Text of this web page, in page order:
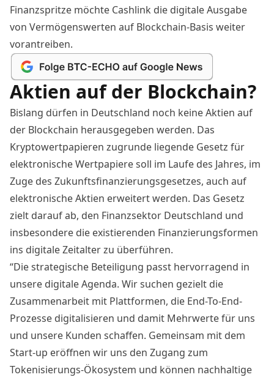
Finanzspritze möchte Cashlink die digitale Ausgabe
von Vermögenswerten auf Blockchain-Basis weiter
vorantreiben.
Aktien auf der Blockchain?
Bislang dürfen in Deutschland noch keine Aktien auf
der Blockchain herausgegeben werden. Das
Kryptowertpapieren zugrunde liegende Gesetz für
elektronische Wertpapiere soll im Laufe des Jahres, im
Zuge des Zukunftsfinanzierungsgesetzes, auch auf
elektronische Aktien erweitert werden. Das Gesetz
zielt darauf ab, den Finanzsektor Deutschland und
insbesondere die existierenden Finanzierungsformen
ins digitale Zeitalter zu überführen.
“Die strategische Beteiligung passt hervorragend in
unsere digitale Agenda. Wir suchen gezielt die
Zusammenarbeit mit Plattformen, die End-To-End-
Prozesse digitalisieren und damit Mehrwerte für uns
und unsere Kunden schaffen. Gemeinsam mit dem
Start-up eröffnen wir uns den Zugang zum
Tokenisierungs-Ökosystem und können nachhaltige